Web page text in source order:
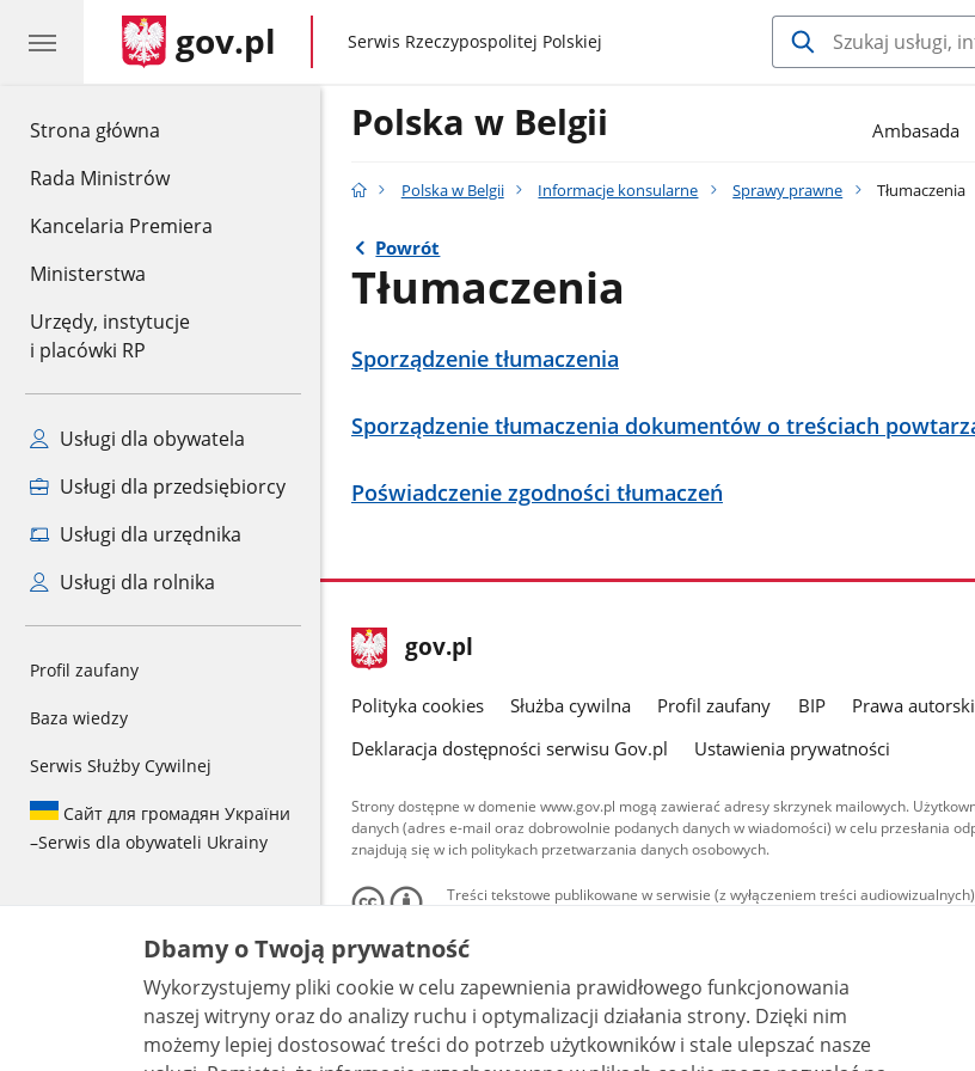
Strona główna
Rada Ministrów
Kancelaria Premiera
Ministerstwa
Urzędy, instytucje
i placówki RP
Usługi dla obywatela
Usługi dla przedsiębiorcy
Usługi dla urzędnika
Usługi dla rolnika
Profil zaufany
Baza wiedzy
Serwis Służby Cywilnej
Сайт для громадян України
–Serwis dla obywateli Ukrainy
gov.pl gov.pl
Serwis Rzeczypospolitej Polskiej
Polska w Belgii Ambasada
Polska w Belgii Informacje konsularne Sprawy prawne Tłumaczenia
Powrót
Tłumaczenia
Sporządzenie tłumaczenia
Sporządzenie tłumaczenia dokumentów o treściach
Poświadczenie zgodności tłumaczeń
stopka
gov.pl Strona
gov.pl
gov.pl
Polityka cookies Służba cywilna Profil zaufany BIP Prawa
Deklaracja dostępności serwisu Gov.pl
Ustawienia prywatności
Strony dostępne w domenie www.gov.pl mogą zawierać adresy skrzynek mailowych.
danych (adres e-mail oraz dobrowolnie podanych danych w wiadomości) w celu przesłania
znajdują się w ich politykach przetwarzania danych osobowych.
Treści tekstowe publikowane w serwisie (z wyłączeniem treści
udostępniane na licencji typu Creative Commons: uznanie autorstwa - na tych
są udostępniane na licencji typu Creative Commons: uznanie autorstwa użycie
Dbamy o Twoją prywatność
Wykorzystujemy pliki cookie w celu zapewnienia prawidłowego funkcjonowania
naszej witryny oraz do analizy ruchu i optymalizacji działania strony. Dzięki nim
możemy lepiej dostosować treści do potrzeb użytkowników i stale ulepszać nasze